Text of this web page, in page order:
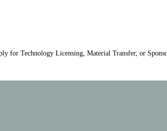
Technology Licensing, Material Transfer, or